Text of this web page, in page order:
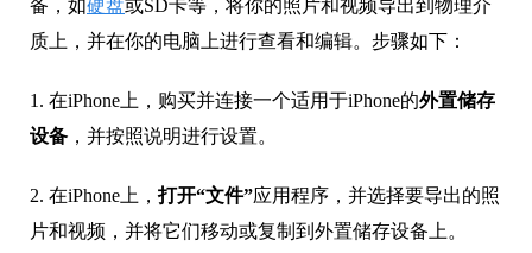
备，如硬盘或SD卡等，将你的照片和视频导出到物理介
质上，并在你的电脑上进行查看和编辑。步骤如下：
1. 在iPhone上，购买并连接一个适用于iPhone的外置储存
设备 ，并按照说明进行设置。
2. 在iPhone上，打开“文件”应用程序，并选择要导出的照
片和视频，并将它们移动或复制到外置储存设备上。